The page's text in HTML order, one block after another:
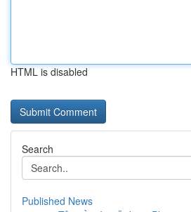
HTML is disabled
Search
Published News